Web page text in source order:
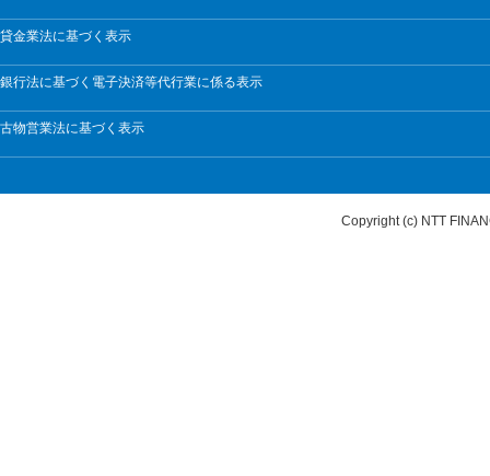
貸金業法に基づく表示
銀行法に基づく電子決済等代行業に係る表示
古物営業法に基づく表示
Copyright (c) NTT